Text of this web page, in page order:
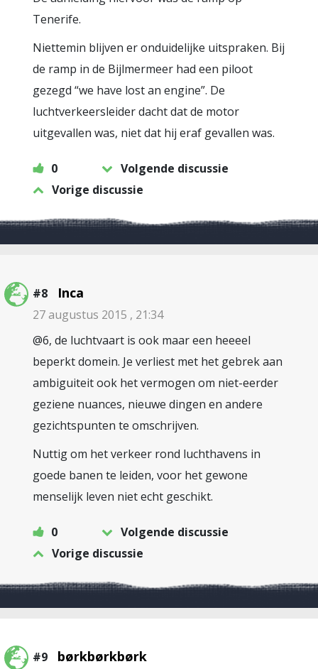
Tenerife.
Niettemin blijven er onduidelijke uitspraken. Bij
de ramp in de Bijlmermeer had een piloot
gezegd “we have lost an engine”. De
luchtverkeersleider dacht dat de motor
uitgevallen was, niet dat hij eraf gevallen was.
0
Volgende discussie
Vorige discussie
#8 Inca
27 augustus 2015 , 21:34
@6, de luchtvaart is ook maar een heeeel
beperkt domein. Je verliest met het gebrek aan
ambiguiteit ook het vermogen om niet-eerder
geziene nuances, nieuwe dingen en andere
gezichtspunten te omschrijven.
Nuttig om het verkeer rond luchthavens in
goede banen te leiden, voor het gewone
menselijk leven niet echt geschikt.
0
Volgende discussie
Vorige discussie
#9 børkbørkbørk